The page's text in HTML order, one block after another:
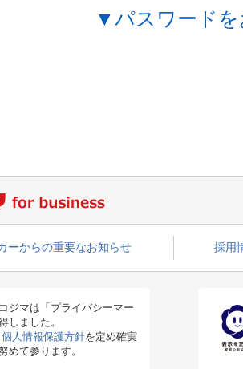
▼パスワードを
ーからの重要なお知らせ 採用
ジマは「プライバシーマー
しました。
個人情報保護方針を定め確実
めて参ります。